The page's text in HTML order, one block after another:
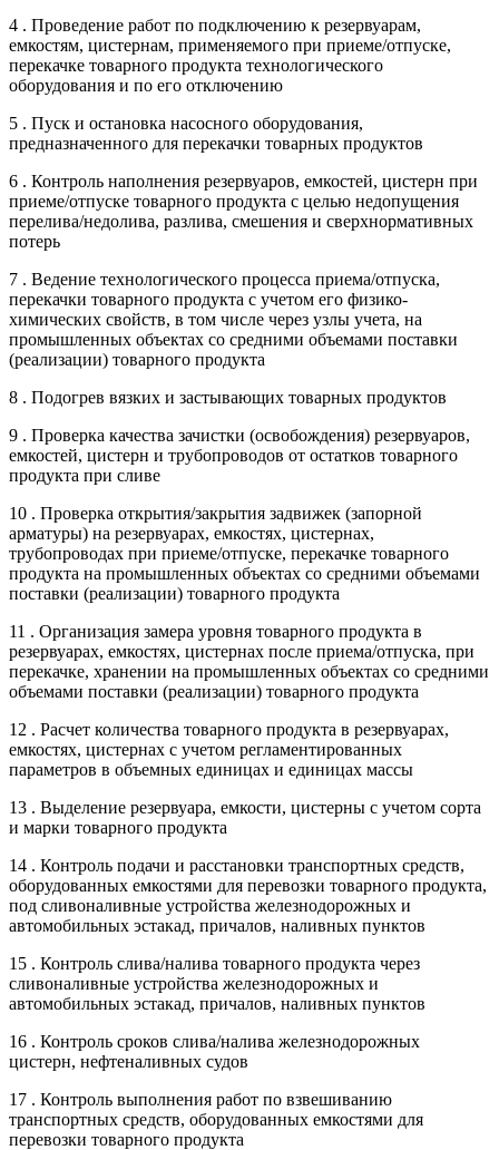
4 . Проведение работ по подключению к резервуарам,
емкостям, цистернам, применяемого при приеме/отпуске,
перекачке товарного продукта технологического
оборудования и по его отключению
5 . Пуск и остановка насосного оборудования,
предназначенного для перекачки товарных продуктов
6 . Контроль наполнения резервуаров, емкостей, цистерн при
приеме/отпуске товарного продукта с целью недопущения
перелива/недолива, разлива, смешения и сверхнормативных
потерь
7 . Ведение технологического процесса приема/отпуска,
перекачки товарного продукта с учетом его физико-
химических свойств, в том числе через узлы учета, на
промышленных объектах со средними объемами поставки
(реализации) товарного продукта
8 . Подогрев вязких и застывающих товарных продуктов
9 . Проверка качества зачистки (освобождения) резервуаров,
емкостей, цистерн и трубопроводов от остатков товарного
продукта при сливе
10 . Проверка открытия/закрытия задвижек (запорной
арматуры) на резервуарах, емкостях, цистернах,
трубопроводах при приеме/отпуске, перекачке товарного
продукта на промышленных объектах со средними объемами
поставки (реализации) товарного продукта
11 . Организация замера уровня товарного продукта в
резервуарах, емкостях, цистернах после приема/отпуска, при
перекачке, хранении на промышленных объектах со средними
объемами поставки (реализации) товарного продукта
12 . Расчет количества товарного продукта в резервуарах,
емкостях, цистернах с учетом регламентированных
параметров в объемных единицах и единицах массы
13 . Выделение резервуара, емкости, цистерны с учетом сорта
и марки товарного продукта
14 . Контроль подачи и расстановки транспортных средств,
оборудованных емкостями для перевозки товарного продукта,
под сливоналивные устройства железнодорожных и
автомобильных эстакад, причалов, наливных пунктов
15 . Контроль слива/налива товарного продукта через
сливоналивные устройства железнодорожных и
автомобильных эстакад, причалов, наливных пунктов
16 . Контроль сроков слива/налива железнодорожных
цистерн, нефтеналивных судов
17 . Контроль выполнения работ по взвешиванию
транспортных средств, оборудованных емкостями для
перевозки товарного продукта